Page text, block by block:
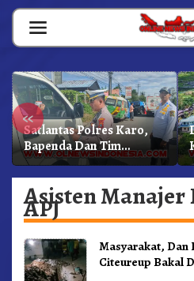
Skip
content
«
Satlantas Polres Karo,
Bapenda Dan Tim
Lainnya Gelar Oprasi
Sadar Pajak Kenderaan
Asisten Manajer
APJ
Masyarakat, Dan
Citeureup Bakal